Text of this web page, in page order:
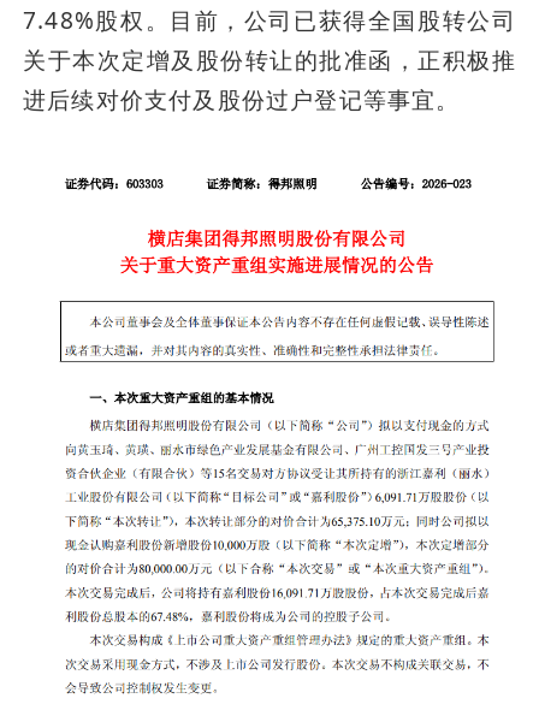
7.48%股权。目前，公司已获得全国股转公司
关于本次定增及股份转让的批准函，正积极推
进后续对价支付及股份过户登记等事宜。